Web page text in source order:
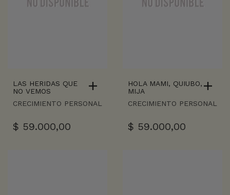
LAS HERIDAS QUE
NO VEMOS
CRECIMIENTO PERSONAL
$ 59.000,00
HOLA MAMI, QUIUBO,
MIJA
CRECIMIENTO PERSONAL
$ 59.000,00